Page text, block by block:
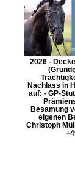
2026 -
Nachlass in
auf: - GP-
Besamung
eigenen
Christoph